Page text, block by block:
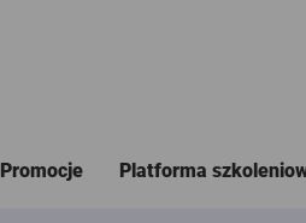
Promocje Platforma